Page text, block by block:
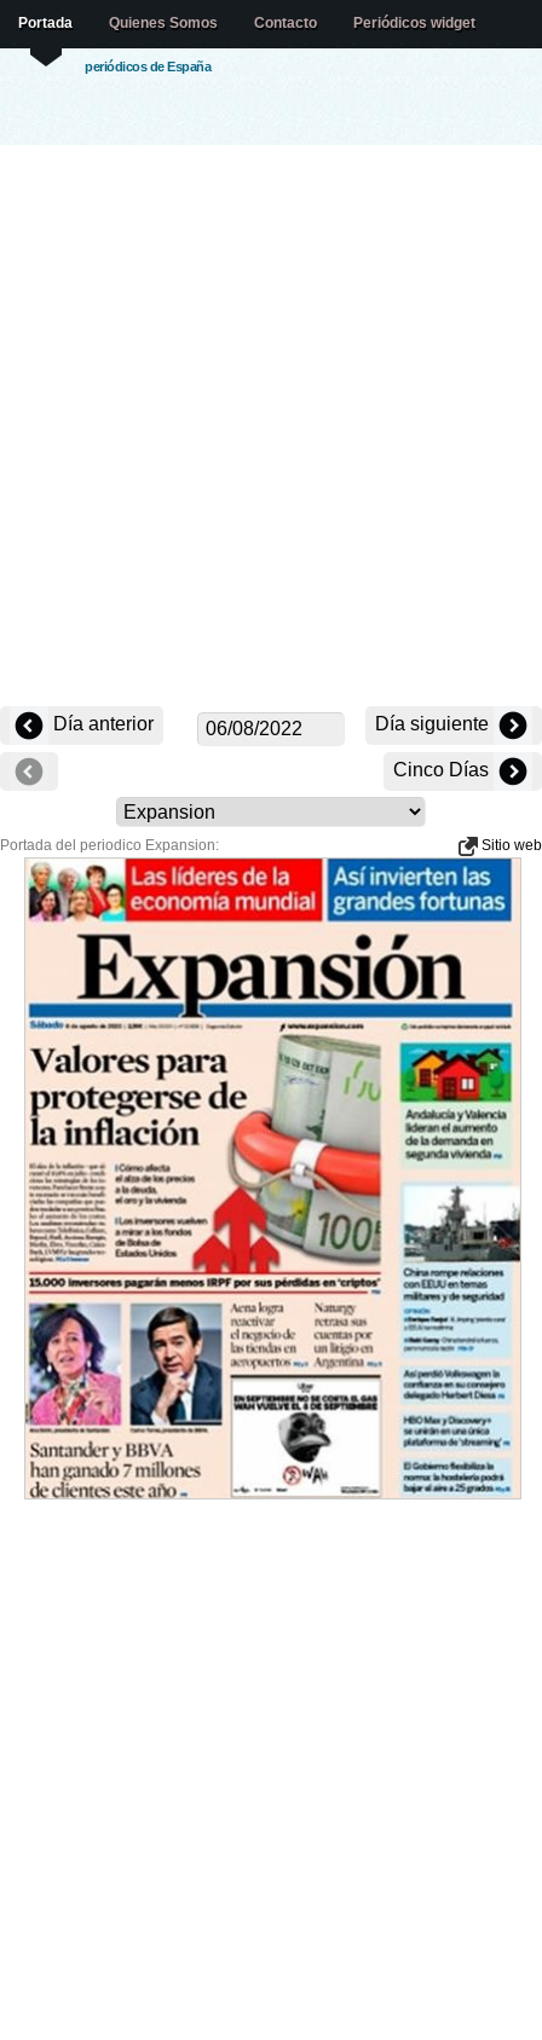
periódicos de España
Portada Quienes Somos Contacto Periódicos widget
Día anterior Día siguiente
Cinco Días
Portada del periodico Expansion: Sitio web